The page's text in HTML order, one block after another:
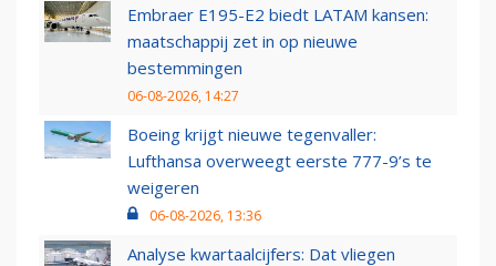
Embraer E195-E2 biedt LATAM kansen:
maatschappij zet in op nieuwe
bestemmingen
06-08-2026, 14:27
Boeing krijgt nieuwe tegenvaller:
Lufthansa overweegt eerste 777-9’s te
weigeren
06-08-2026, 13:36
Analyse kwartaalcijfers: Dat vliegen